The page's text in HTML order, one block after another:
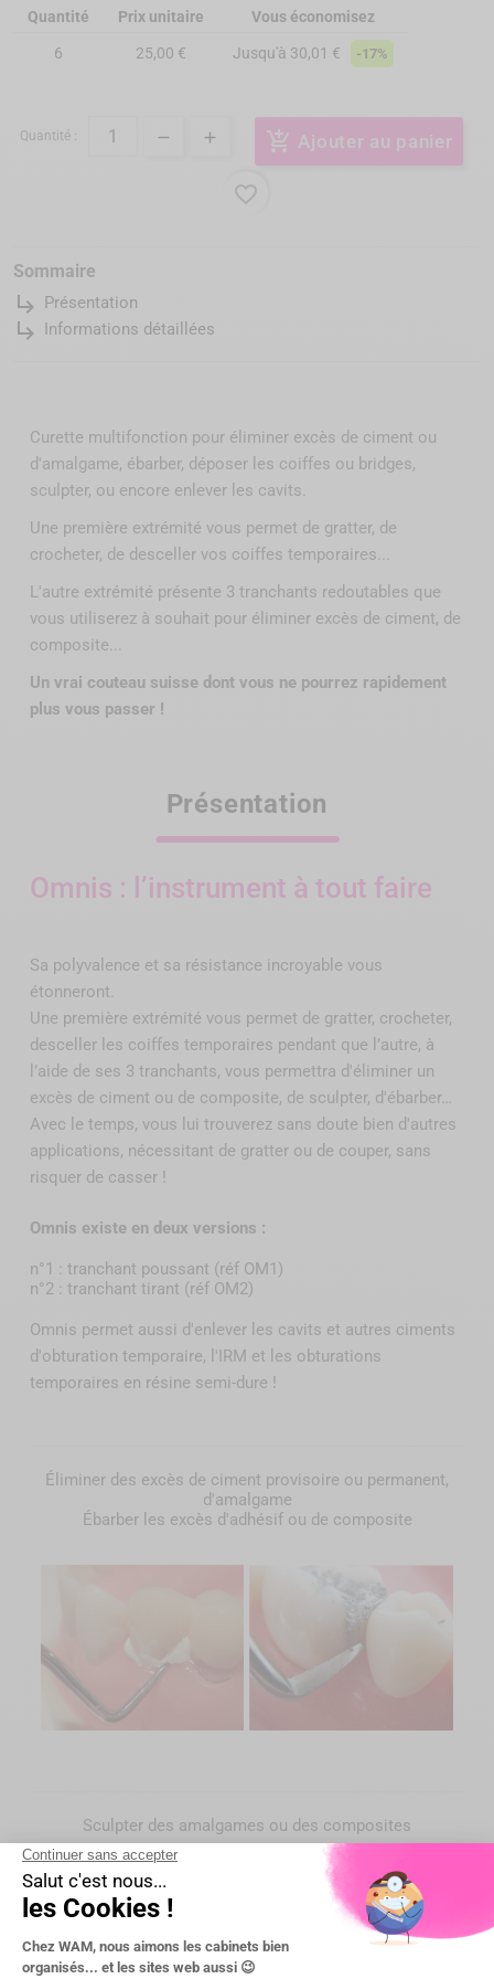
Quantité
Prix unitaire Vous économisez
6 25,00 € Jusqu'à 30,01 € -17%
Quantité : add_shopping_cart Ajouter au panier
favorite_border
Sommaire
subdirectory_arrow_right Présentation
subdirectory_arrow_right Informations détaillées
Curette multifonction pour éliminer excès de ciment ou
d'amalgame, ébarber, déposer les coiffes ou bridges,
sculpter, ou encore enlever les cavits.
Une première extrémité vous permet de gratter, de
crocheter, de desceller vos coiffes temporaires...
L'autre extrémité présente 3 tranchants redoutables que
vous utiliserez à souhait pour éliminer excès de ciment, de
composite...
Un vrai couteau suisse dont vous ne pourrez rapidement
plus vous passer !
Présentation
Omnis : l’instrument à tout faire
Sa polyvalence et sa résistance incroyable vous
étonneront.
Une première extrémité vous permet de gratter, crocheter,
desceller les coiffes temporaires pendant que l’autre, à
l’aide de ses 3 tranchants, vous permettra d'éliminer un
excès de ciment ou de composite, de sculpter, d'ébarber…
Avec le temps, vous lui trouverez sans doute bien d'autres
applications, nécessitant de gratter ou de couper, sans
risquer de casser !
Omnis existe en deux versions :
n°1 : tranchant poussant (réf OM1)
n°2 : tranchant tirant (réf OM2)
Omnis permet aussi d'enlever les cavits et autres ciments
d'obturation temporaire, l'IRM et les obturations
temporaires en résine semi-dure !
Éliminer des excès de ciment provisoire ou permanent,
d'amalgame
Ébarber les excès d'adhésif ou de composite
Sculpter des amalgames ou des composites